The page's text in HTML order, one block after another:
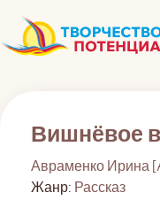
Вишнёвое
Авраменко Ирина
Жанр: Рассказ